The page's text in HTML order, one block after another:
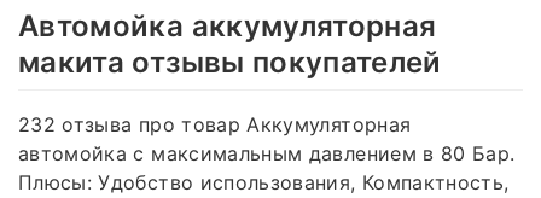
Автомойка аккумуляторная
макита отзывы покупателей
232 отзыва про товар Аккумуляторная
автомойка с максимальным давлением в 80 Бар.
Плюсы: Удобство использования, Компактность,